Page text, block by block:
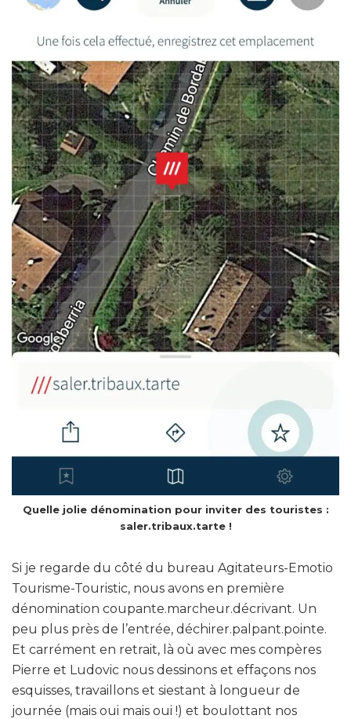
Quelle jolie dénomination pour inviter des touristes :
saler.tribaux.tarte !
Si je regarde du côté du bureau Agitateurs-Emotio
Tourisme-Touristic, nous avons en première
dénomination coupante.marcheur.décrivant. Un
peu plus près de l’entrée, déchirer.palpant.pointe.
Et carrément en retrait, là où avec mes compères
Pierre et Ludovic nous dessinons et effaçons nos
esquisses, travaillons et siestant à longueur de
journée (mais oui mais oui !) et boulottant nos